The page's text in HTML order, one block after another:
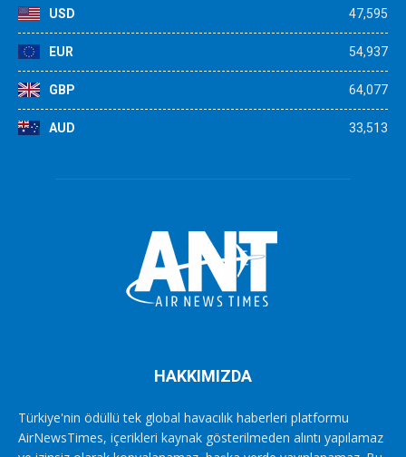
USD 47,595
EUR 54,937
GBP 64,077
AUD 33,513
HAKKIMIZDA
Türkiye'nin ödüllü tek global havacılık haberleri platformu
AirNewsTimes, içerikleri kaynak gösterilmeden alıntı yapılamaz